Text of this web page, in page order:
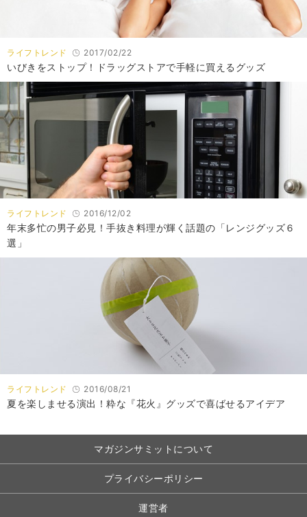
ライフトレンド 2017/02/22
いびきをストップ！ドラッグストアで手軽に買えるグッズ
ライフトレンド 2016/12/02
年末多忙の男子必見！手抜き料理が輝く話題の「レンジグッズ６
選」
ライフトレンド 2016/08/21
夏を楽しませる演出！粋な『花火』グッズで喜ばせるアイデア
マガジンサミットについて
プライバシーポリシー
運営者